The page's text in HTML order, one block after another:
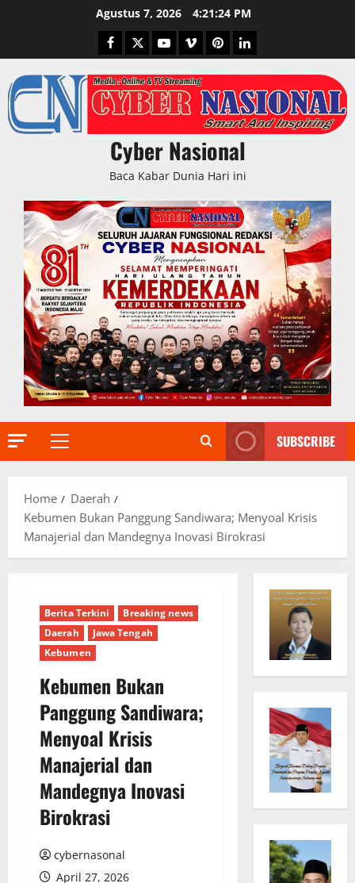
Agustus 7, 2026 4:21:25 PM
Facebook
TwitterYoutubeVimeoPinterestLinkedIn
Cyber Nasional
Baca Kabar Dunia Hari ini
Primary
SUBSCRIBE
Home
Daerah
Kebumen Bukan Panggung Sandiwara; Menyoal Krisis
Manajerial dan Mandegnya Inovasi Birokrasi
Berita Terkini
Breaking news
Daerah
Jawa Tengah
Kebumen
Kebumen Bukan
Panggung Sandiwara;
Menyoal Krisis
Manajerial dan
Mandegnya Inovasi
Birokrasi
cybernasonal
April 27, 2026